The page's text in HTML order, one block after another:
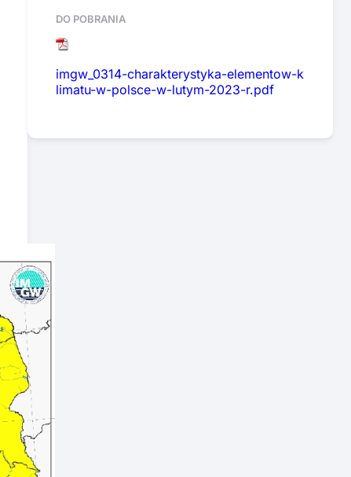
DO POBRANIA
imgw_0314-charakterystyka-elementow-k
limatu-w-polsce-w-lutym-2023-r.pdf